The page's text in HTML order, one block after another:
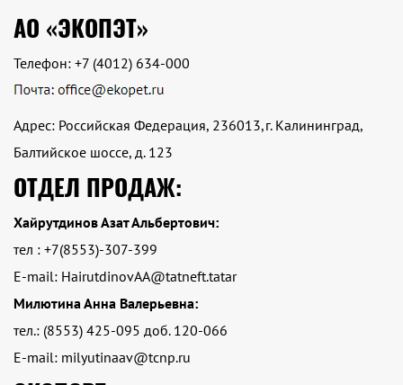
АО «ЭКОПЭТ»
Телефон: +7 (4012) 634-000
Адрес: Российская Федерация, 236013,г. Калининград,
Балтийское шоссе, д. 123
ОТДЕЛ ПРОДАЖ:
Хайрутдинов Азат Альбертович:
тел : +7(8553)-307-399
E-mail: HairutdinovAA@tatneft.tatar
Милютина Анна Валерьевна:
тел.: (8553) 425-095 доб. 120-066
E-mail: milyutinaav@tcnp.ru